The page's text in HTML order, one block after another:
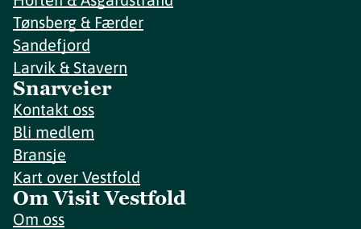
Tønsberg & Færder
Sandefjord
Larvik & Stavern
Snarveier
Kontakt oss
Bli medlem
Bransje
Kart over Vestfold
Om Visit Vestfold
Om oss